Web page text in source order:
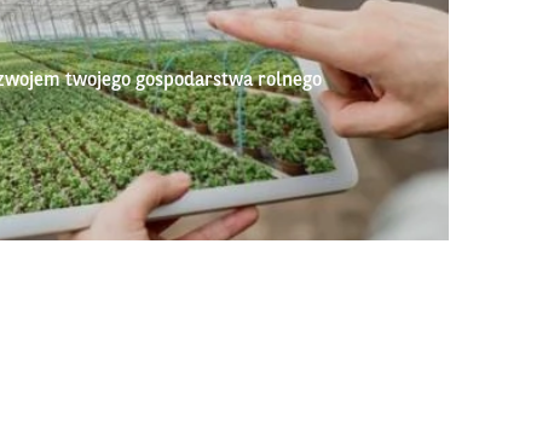
twojego gospodarstwa rolnego